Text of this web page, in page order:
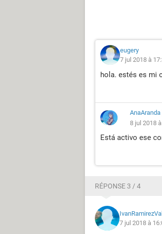
eugery
7 jul 2018 à
hola. estés es mi
AnaAranda
8 jul 2018
Está activo ese
RÉPONSE 3 / 4
7 jul 2018 à